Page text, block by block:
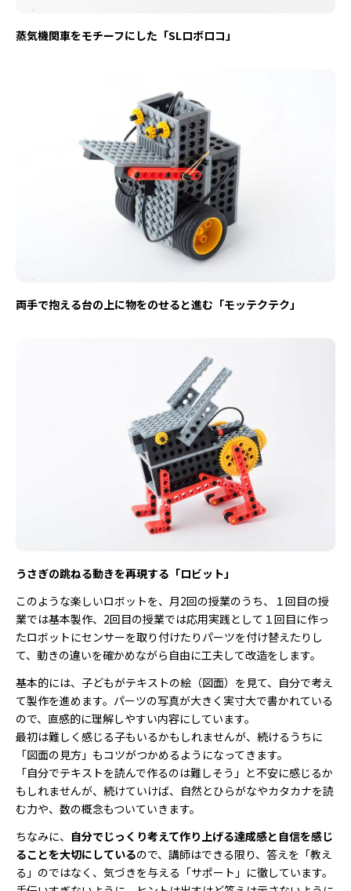
蒸気機関車をモチーフにした「SLロボロコ」
両手で抱える台の上に物をのせると進む「モッテクテク」
うさぎの跳ねる動きを再現する「ロビット」
このような楽しいロボットを、月2回の授業のうち、１回目の授
業では基本製作、2回目の授業では応用実践として１回目に作っ
たロボットにセンサーを取り付けたりパーツを付け替えたりし
て、動きの違いを確かめながら自由に工夫して改造をします。
基本的には、子どもがテキストの絵（図面）を見て、自分で考え
て製作を進めます。パーツの写真が大きく実寸大で書かれている
ので、直感的に理解しやすい内容にしています。
最初は難しく感じる子もいるかもしれませんが、続けるうちに
「図面の見方」もコツがつかめるようになってきます。
「自分でテキストを読んで作るのは難しそう」と不安に感じるか
もしれませんが、続けていけば、自然とひらがなやカタカナを読
む力や、数の概念もついていきます。
ちなみに、 自分でじっくり考えて作り上げる達成感と自信を感じ
ることを大切にしているので、講師はできる限り、答えを「教え
る」のではなく、気づきを与える「サポート」に徹しています。